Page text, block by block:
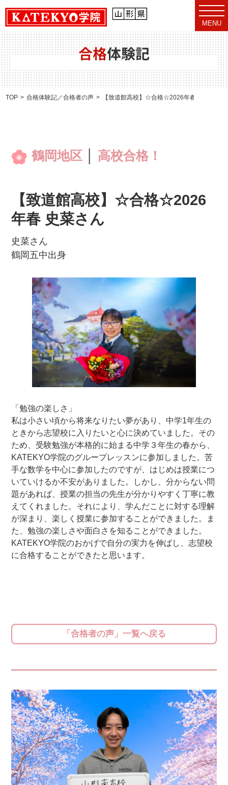
t
o
g
g
l
e
n
v
i
g
MENU
合格体験記
TOP 合格体験記／合格者の声 【致道館高校】☆合格☆2026年春 史菜さん
鶴岡地区 高校合格！
【致道館高校】☆合格☆2026
年春 史菜さん
史菜さん
鶴岡五中出身
「勉強の楽しさ」
私は小さい頃から将来なりたい夢があり、中学1年生の
ときから志望校に入りたいと心に決めていました。その
ため、受験勉強が本格的に始まる中学３年生の春から、
KATEKYO学院のグループレッスンに参加しました。苦
手な数学を中心に参加したのですが、はじめは授業につ
いていけるか不安がありました。しかし、分からない問
題があれば、授業の担当の先生が分かりやすく丁寧に教
えてくれました。それにより、学んだことに対する理解
が深まり、楽しく授業に参加することができました。ま
た、勉強の楽しさや面白さを知ることができました。
KATEKYO学院のおかげで自分の実力を伸ばし、志望校
に合格することができたと思います。
「合格者の声」一覧へ戻る